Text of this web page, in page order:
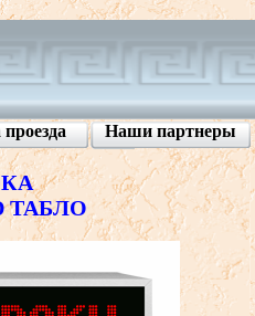
Наши партнеры
ТАБЛО